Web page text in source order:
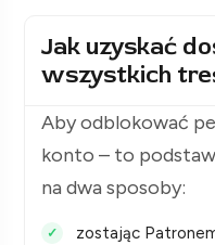
Jak uzyskać
wszystkich
Aby odblokować
konto – to
na dwa sposoby:
zostając